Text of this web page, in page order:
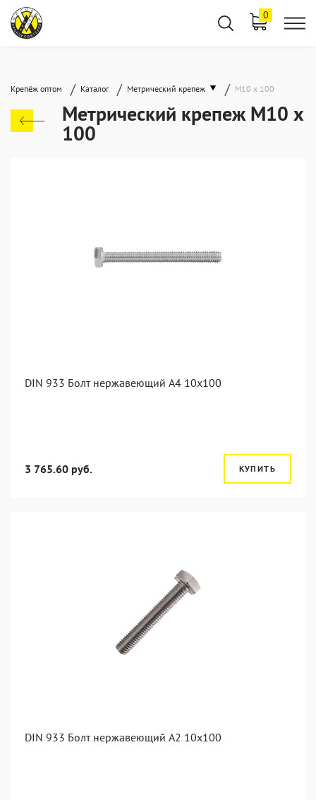
0
Крепёж оптом / Каталог / Метрический крепеж / М10 х 100
Метрический крепеж М10 х
100
DIN 933 Болт нержавеющий А4 10х100
3 765.60 руб. КУПИТЬ
DIN 933 Болт нержавеющий А2 10х100